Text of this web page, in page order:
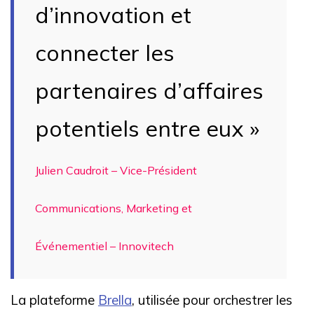
d’innovation et
connecter les
partenaires d’affaires
potentiels entre eux »
Julien Caudroit – Vice-Président
Communications, Marketing et
Événementiel – Innovitech
La plateforme Brella, utilisée pour orchestrer les